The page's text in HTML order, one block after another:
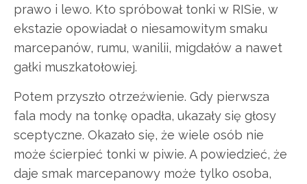
prawo i lewo. Kto spróbował tonki w RISie, w
ekstazie opowiadał o niesamowitym smaku
marcepanów, rumu, wanilii, migdałów a nawet
gałki muszkatołowiej.
Potem przyszło otrzeźwienie. Gdy pierwsza
fala mody na tonkę opadła, ukazały się głosy
sceptyczne. Okazało się, że wiele osób nie
może ścierpieć tonki w piwie. A powiedzieć, że
daje smak marcepanowy może tylko osoba,